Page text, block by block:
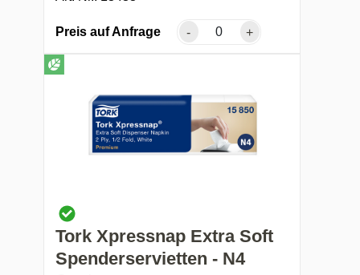
Preis auf Anfrage - +
Tork Xpressnap Extra Soft
Spenderservietten - N4